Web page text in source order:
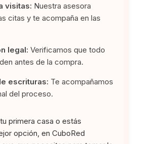
visitas: Nuestra asesora
citas y te acompaña en las
legal: Verificamos que todo
antes de la compra.
escrituras: Te acompañamos
del proceso.
primera casa o estás
opción, en CuboRed